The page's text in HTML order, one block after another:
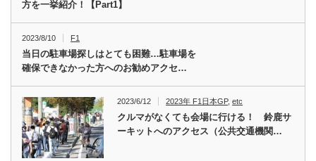
方を一挙紹介！【Part1】
2023/8/10 F1
当日の駐車場探しはとても困難…駐車場を
確保できなかった方へのお勧めアクセ…
2023/6/12 2023年 F1日本GP,etc
クルマがなくても会場に行ける！ 鈴鹿サ
ーキットへのアクセス（公共交通機関…